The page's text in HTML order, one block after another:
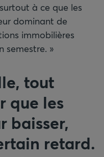
à ce que les
dominant de
immobilières
semestre. »
tout
que les
baisser,
retard.